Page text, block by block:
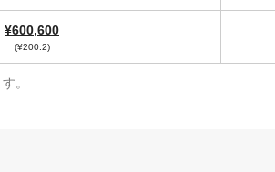
¥600,600
(¥200.2)
。